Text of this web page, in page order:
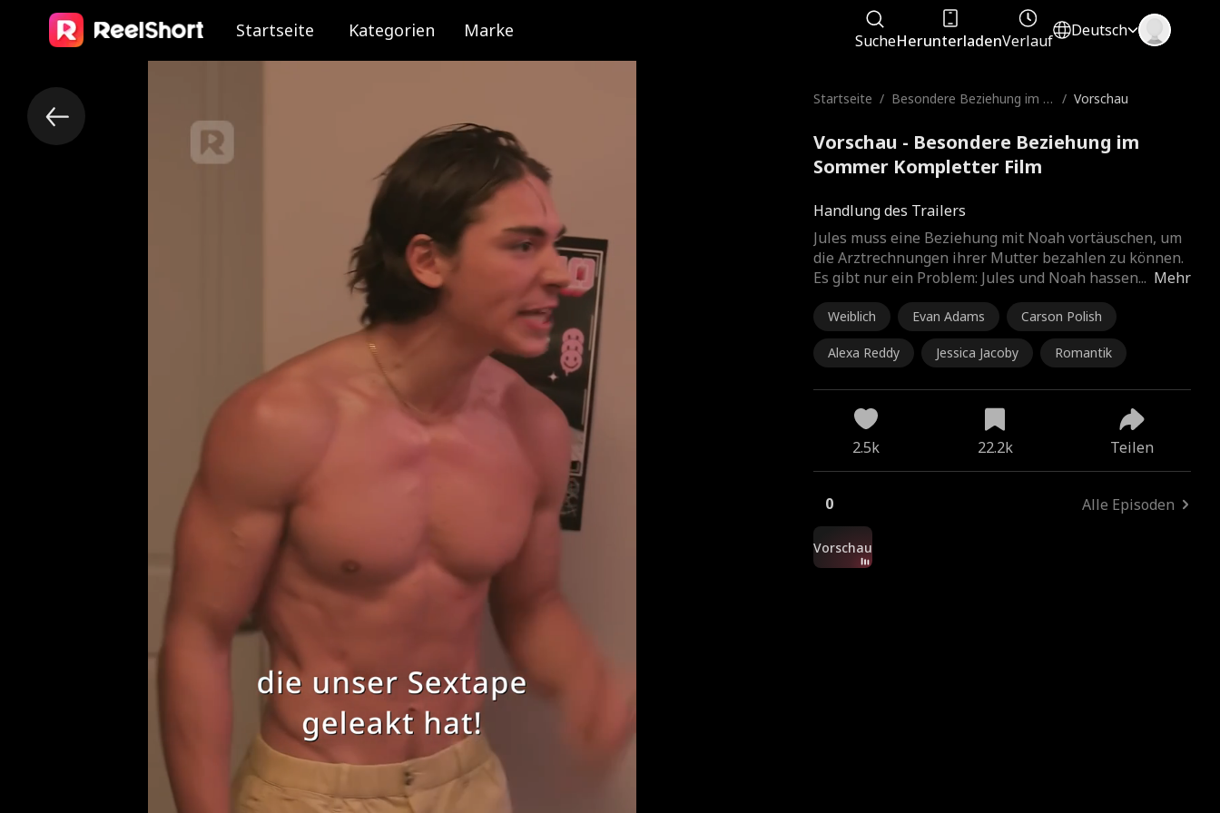
Startseite Kategorien Marke SucheHerunterladenVerlauf
Deutsch
Startseite / Besondere Beziehung im S
/ Vorschau
Vorschau - Besondere Beziehung im
Sommer Kompletter Film
Handlung des Trailers
Mehr
Jules muss eine Beziehung mit Noah vortäuschen, um
die Arztrechnungen ihrer Mutter bezahlen zu können.
Es gibt nur ein Problem: Jules und Noah hassen...
Weiblich Evan Adams Carson Polish
Alexa Reddy Jessica Jacoby Romantik
2.5k 22.2k Teilen
0 Alle Episoden
Vorschau